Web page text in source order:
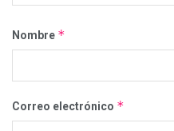
Nombre *
Correo electrónico *